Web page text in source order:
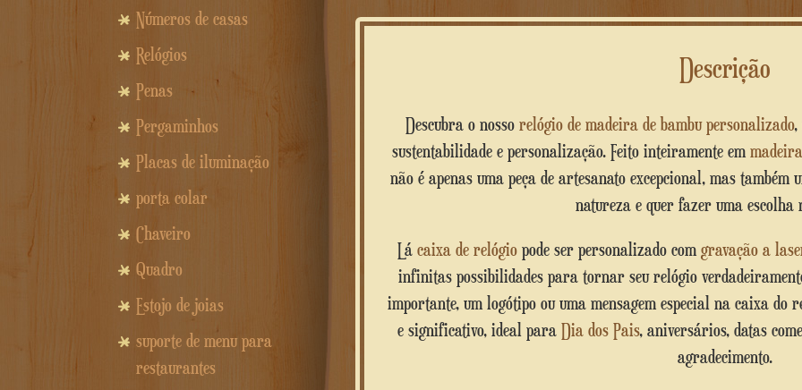
Descrição
Descubra o nosso relógio de madeira de bambu personalizado,
sustentabilidade e personalização. Feito inteiramente em
não é apenas uma peça de artesanato excepcional, mas
natureza e quer fazer uma escolha
Lá caixa de relógio pode ser personalizado com gravação a
infinitas possibilidades para tornar seu relógio
importante, um logótipo ou uma mensagem especial na caixa do
e significativo, ideal para Dia dos Pais, aniversários, datas
agradecimento.
Números de casas
Relógios
Penas
Pergaminhos
Placas de iluminação
porta colar
Chaveiro
Quadro
Estojo de joias
suporte de menu para
restaurantes